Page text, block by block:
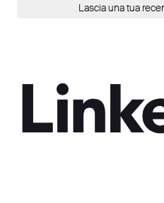
Lascia una tua